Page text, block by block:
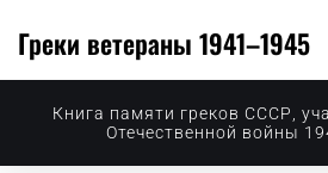
Греки ветераны 1941–1945
Книга памяти греков СССР,
Отечественной войны